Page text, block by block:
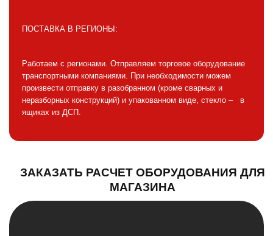
ПОСТАВКА В РЕГИОНЫ:
Работаем с регионами. Отправляем торговое оборудование
транспортными компаниями. При необходимости можем
произвести отправку в разобранном (кроме сварных и
неразборных конструкций) и упакованном виде, стекло – в
ящиках из ДСП.
ЗАКАЗАТЬ РАСЧЕТ ОБОРУДОВАНИЯ ДЛЯ
МАГАЗИНА